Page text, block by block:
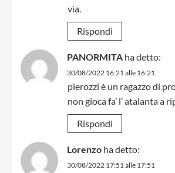
via.
Rispondi
PANORMITA ha detto:
30/08/2022 16:21 alle 16:21
pierozzi è un ragazzo di
non gioca fa’ l’ atalanta a
Rispondi
Lorenzo ha detto:
30/08/2022 17:51 alle 17:51